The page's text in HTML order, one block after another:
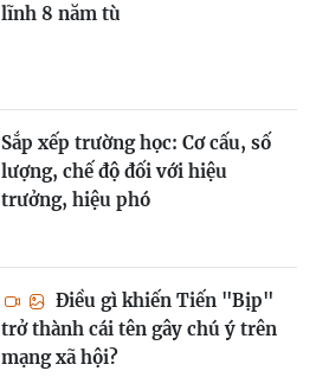
lĩnh 8 năm tù
Sắp xếp trường học: Cơ cấu, số
lượng, chế độ đối với hiệu
trưởng, hiệu phó
Điều gì khiến Tiến "Bịp"
trở thành cái tên gây chú ý trên
mạng xã hội?